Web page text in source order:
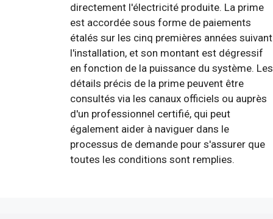
directement l'électricité produite. La prime
est accordée sous forme de paiements
étalés sur les cinq premières années suivant
l'installation, et son montant est dégressif
en fonction de la puissance du système. Les
détails précis de la prime peuvent être
consultés via les canaux officiels ou auprès
d'un professionnel certifié, qui peut
également aider à naviguer dans le
processus de demande pour s'assurer que
toutes les conditions sont remplies.